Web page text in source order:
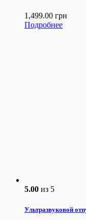
1,499.00 грн
Подробнее
5.00 из 5
Ультразвуковой